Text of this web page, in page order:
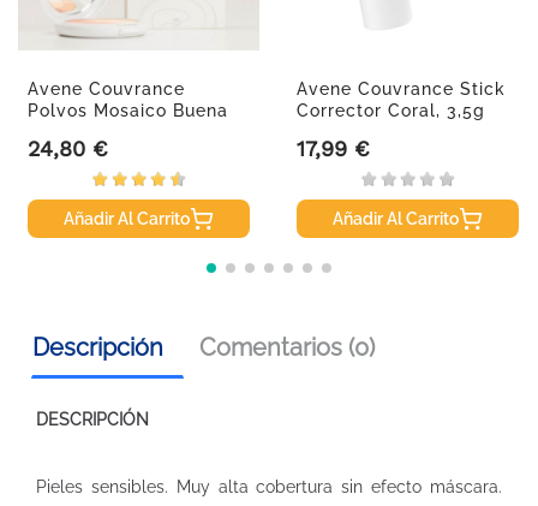
Avene Couvrance
Polvos Mosaico Buena
Precio
24,80 €
Añadir Al Carrito
Avene Couvrance Stick
Corrector Coral, 3,5g
Precio
17,99 €
Añadir Al Carrito
Descripción Comentarios (0)
DESCRIPCIÓN
Pieles sensibles. Muy alta cobertura sin efecto máscara.